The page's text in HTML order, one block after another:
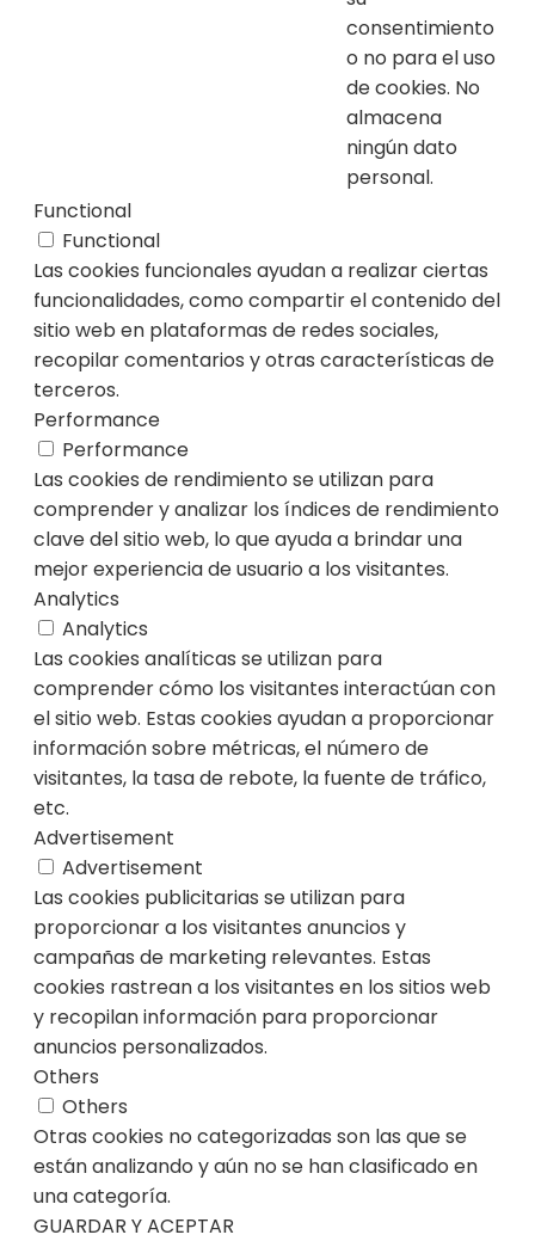
consentimiento
o no para el uso
de cookies. No
almacena
ningún dato
personal.
Functional
Functional
Las cookies funcionales ayudan a realizar ciertas
funcionalidades, como compartir el contenido del
sitio web en plataformas de redes sociales,
recopilar comentarios y otras características de
terceros.
Performance
Performance
Las cookies de rendimiento se utilizan para
comprender y analizar los índices de rendimiento
clave del sitio web, lo que ayuda a brindar una
mejor experiencia de usuario a los visitantes.
Analytics
Analytics
Las cookies analíticas se utilizan para
comprender cómo los visitantes interactúan con
el sitio web. Estas cookies ayudan a proporcionar
información sobre métricas, el número de
visitantes, la tasa de rebote, la fuente de tráfico,
etc.
Advertisement
Advertisement
Las cookies publicitarias se utilizan para
proporcionar a los visitantes anuncios y
campañas de marketing relevantes. Estas
cookies rastrean a los visitantes en los sitios web
y recopilan información para proporcionar
anuncios personalizados.
Others
Others
Otras cookies no categorizadas son las que se
están analizando y aún no se han clasificado en
una categoría.
GUARDAR Y ACEPTAR